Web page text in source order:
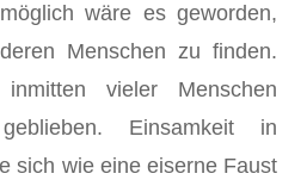
wäre es geworden,
Menschen zu finden.
vieler Menschen
Einsamkeit in
sich wie eine eiserne Faust